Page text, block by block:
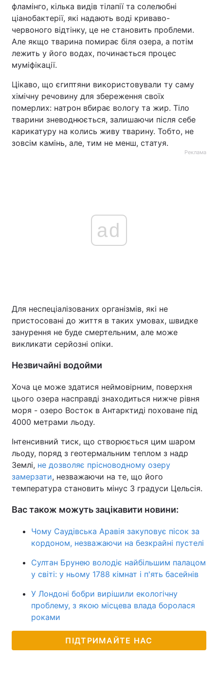
фламінго, кілька видів тілапії та солелюбні
ціанобактерії, які надають воді криваво-
червоного відтінку, це не становить проблеми.
Але якщо тварина помирає біля озера, а потім
лежить у його водах, починається процес
муміфікації.
Цікаво, що єгиптяни використовували ту саму
хімічну речовину для збереження своїх
померлих: натрон вбирає вологу та жир. Тіло
тварини зневоднюється, залишаючи після себе
карикатуру на колись живу тварину. Тобто, не
зовсім камінь, але, тим не менш, статуя.
Реклама
ad
Для неспеціалізованих організмів, які не
пристосовані до життя в таких умовах, швидке
занурення не буде смертельним, але може
викликати серйозні опіки.
Незвичайні водойми
Хоча це може здатися неймовірним, поверхня
цього озера насправді знаходиться нижче рівня
моря - озеро Восток в Антарктиді поховане під
4000 метрами льоду.
Інтенсивний тиск, що створюється цим шаром
льоду, поряд з геотермальним теплом з надр
Землі, не дозволяє прісноводному озеру
замерзати, незважаючи на те, що його
температура становить мінус 3 градуси Цельсія.
Вас також можуть зацікавити новини:
Чому Саудівська Аравія закуповує пісок за
кордоном, незважаючи на безкрайні пустелі
Султан Брунею володіє найбільшим палацом
у світі: у ньому 1788 кімнат і п'ять басейнів
У Лондоні бобри вирішили екологічну
проблему, з якою місцева влада боролася
роками
ПІДТРИМАЙТЕ НАС